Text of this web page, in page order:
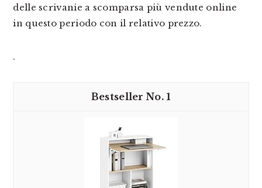
delle scrivanie a scomparsa più vendute online
in questo periodo con il relativo prezzo.
.
1